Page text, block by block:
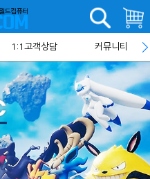
1:1고객상담 커뮤니티